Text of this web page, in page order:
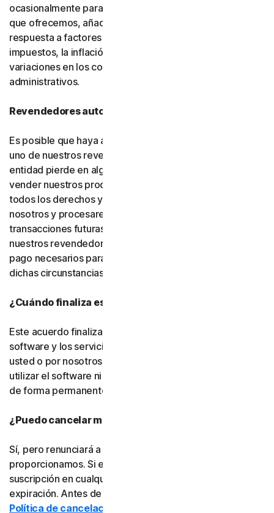
ocasionalmente para incorporar mejoras a los servicios
que ofrecemos, añadir nuevas funciones o como
respuesta a factores del mercado, como cambios en los
impuestos, la inflación, las fluctuaciones de divisas o
variaciones en los costos de infraestructura o
administrativos.
Revendedores autorizados
Es posible que haya adquirido su producto a través de
uno de nuestros revendedores autorizados. Si dicha
entidad pierde en algún momento la autorización para
vender nuestros productos, su suscripción (incluidos
todos los derechos y obligaciones) se transferirá a
nosotros y procesaremos directamente las
transacciones futuras. Usted consiente y autoriza a
nuestros revendedores a proporcionarnos los datos de
pago necesarios para procesar las transacciones en
dichas circunstancias.
¿Cuándo finaliza este acuerdo?
Este acuerdo finalizará cuando su derecho a acceder al
software y los servicios expire o sea rescindido por
usted o por nosotros. Una vez finalizado, ya no podrá
utilizar el software ni los servicios y deberá eliminarlos
de forma permanente de sus dispositivos.
¿Puedo cancelar mi suscripción?
Sí, pero renunciará a toda la protección en línea que le
proporcionamos. Si está seguro, puede cancelar su
suscripción en cualquier momento antes de su fecha de
expiración. Antes de cancelarla, consulte nuestra
Política de cancelación y reembolso